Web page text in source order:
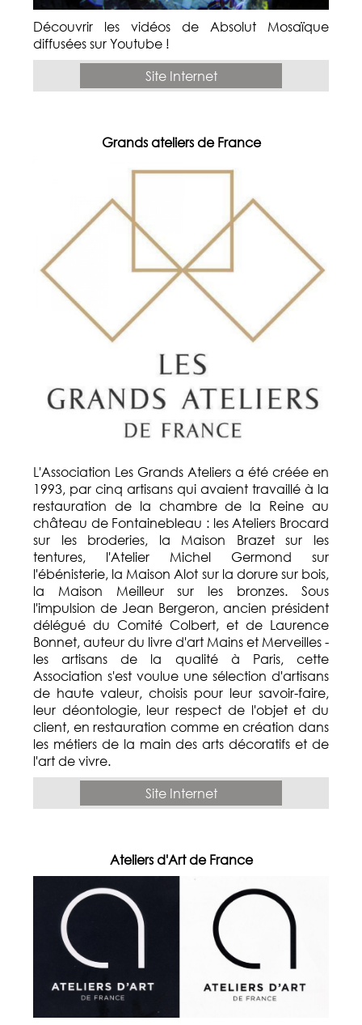
Découvrir les vidéos de Absolut Mosaïque
diffusées sur Youtube !
Site Internet
Grands ateliers de France
L'Association Les Grands Ateliers a été créée en
1993, par cinq artisans qui avaient travaillé à la
restauration de la chambre de la Reine au
château de Fontainebleau : les Ateliers Brocard
sur les broderies, la Maison Brazet sur les
tentures, l'Atelier Michel Germond sur
l'ébénisterie, la Maison Alot sur la dorure sur bois,
la Maison Meilleur sur les bronzes. Sous
l'impulsion de Jean Bergeron, ancien président
délégué du Comité Colbert, et de Laurence
Bonnet, auteur du livre d'art Mains et Merveilles -
les artisans de la qualité à Paris, cette
Association s'est voulue une sélection d'artisans
de haute valeur, choisis pour leur savoir-faire,
leur déontologie, leur respect de l'objet et du
client, en restauration comme en création dans
les métiers de la main des arts décoratifs et de
l'art de vivre.
Site Internet
Ateliers d'Art de France